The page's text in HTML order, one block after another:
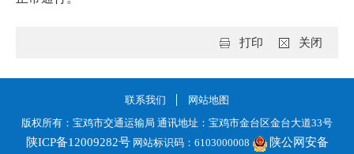
关闭
打印
联系我们
网站地图
版权所有：宝鸡市交通运输局 通讯地址：宝鸡市金台区金台大道33号
陕ICP备12009282号网站标识码：6103000008 陕公网安备